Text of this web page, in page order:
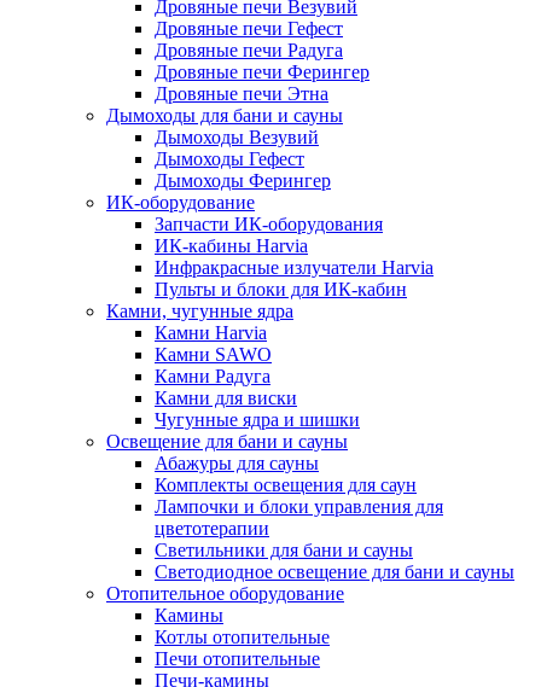
Дровяные печи Везувий
Дровяные печи Гефест
Дровяные печи Радуга
Дровяные печи Ферингер
Дровяные печи Этна
Дымоходы для бани и сауны
Дымоходы Везувий
Дымоходы Гефест
Дымоходы Ферингер
ИК-оборудование
Запчасти ИК-оборудования
ИК-кабины Harvia
Инфракрасные излучатели Harvia
Пульты и блоки для ИК-кабин
Камни, чугунные ядра
Камни Harvia
Камни SAWO
Камни Радуга
Камни для виски
Чугунные ядра и шишки
Освещение для бани и сауны
Абажуры для сауны
Комплекты освещения для саун
Лампочки и блоки управления для
цветотерапии
Светильники для бани и сауны
Светодиодное освещение для бани и сауны
Отопительное оборудование
Камины
Котлы отопительные
Печи отопительные
Печи-камины